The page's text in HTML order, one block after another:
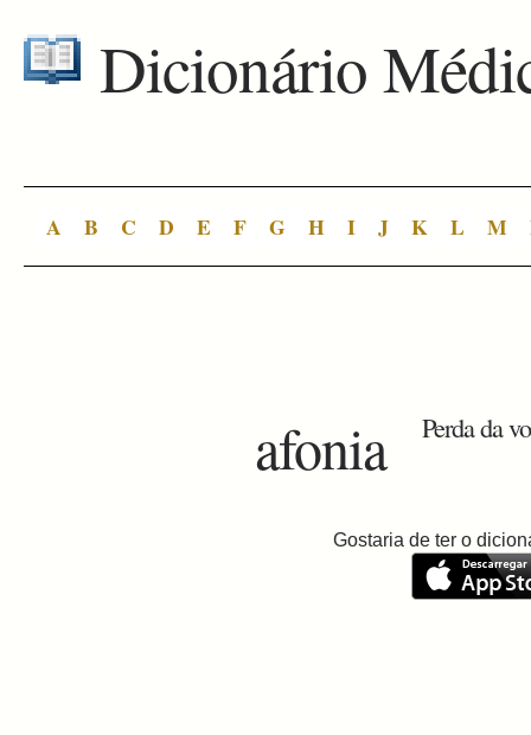
Dicionário
A B C D E F G H I J K L M
afonia Perda da
Gostaria de ter o